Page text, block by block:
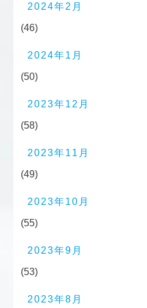
2024年2月
(46)
2024年1月
(50)
2023年12月
(58)
2023年11月
(49)
2023年10月
(55)
2023年9月
(53)
2023年8月